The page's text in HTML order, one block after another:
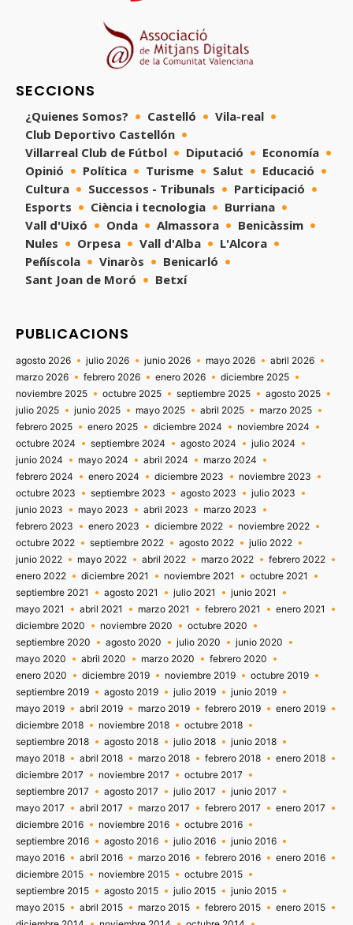
SECCIONS
¿Quienes Somos? Castelló
Vila-real
Club Deportivo Castellón
Villarreal Club de Fútbol
Diputació
Economía
Opinió
Política Turisme Salut
Educació
Cultura
Successos - Tribunals
Participació
Esports
Ciència i tecnologia
Burriana
Vall d'Uixó
Onda Almassora
Benicàssim
Nules
Orpesa Vall d'Alba
L'Alcora
Peñíscola
Vinaròs
Benicarló
Sant Joan de Moró
Betxí
PUBLICACIONS
agosto 2026 julio 2026 junio 2026 mayo 2026
abril 2026
marzo 2026
febrero 2026 enero 2026
diciembre 2025
noviembre 2025
octubre 2025 septiembre 2025
agosto 2025
julio 2025
junio 2025 mayo 2025 abril 2025
marzo 2025
febrero 2025
enero 2025 diciembre 2024
noviembre 2024
octubre 2024
septiembre 2024 agosto 2024
julio 2024
junio 2024
mayo 2024 abril 2024
marzo 2024
febrero 2024
enero 2024 diciembre 2023
noviembre 2023
octubre 2023
septiembre 2023 agosto 2023
julio 2023
junio 2023
mayo 2023 abril 2023
marzo 2023
febrero 2023
enero 2023 diciembre 2022
noviembre 2022
octubre 2022
septiembre 2022 agosto 2022
julio 2022
junio 2022
mayo 2022 abril 2022 marzo 2022
febrero 2022
enero 2022
diciembre 2021 noviembre 2021
octubre 2021
septiembre 2021
agosto 2021 julio 2021
junio 2021
mayo 2021
abril 2021 marzo 2021 febrero 2021
enero 2021
diciembre 2020
noviembre 2020
octubre 2020
septiembre 2020
agosto 2020 julio 2020
junio 2020
mayo 2020
abril 2020 marzo 2020
febrero 2020
enero 2020
diciembre 2019 noviembre 2019
octubre 2019
septiembre 2019
agosto 2019 julio 2019
junio 2019
mayo 2019
abril 2019 marzo 2019 febrero 2019
enero 2019
diciembre 2018
noviembre 2018
octubre 2018
septiembre 2018
agosto 2018 julio 2018
junio 2018
mayo 2018
abril 2018 marzo 2018 febrero 2018
enero 2018
diciembre 2017
noviembre 2017
octubre 2017
septiembre 2017
agosto 2017 julio 2017
junio 2017
mayo 2017
abril 2017 marzo 2017 febrero 2017
enero 2017
diciembre 2016
noviembre 2016
octubre 2016
septiembre 2016
agosto 2016 julio 2016
junio 2016
mayo 2016
abril 2016 marzo 2016 febrero 2016
enero 2016
diciembre 2015
noviembre 2015
octubre 2015
septiembre 2015
agosto 2015 julio 2015
junio 2015
mayo 2015
abril 2015 marzo 2015 febrero 2015
enero 2015